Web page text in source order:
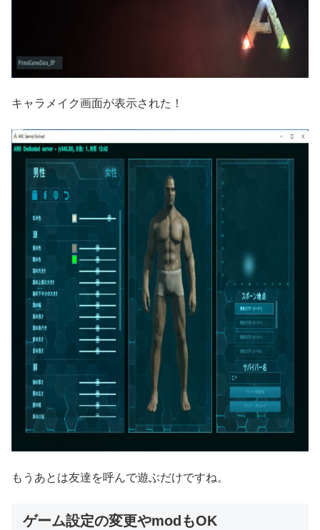
キャラメイク画面が表示された！
もうあとは友達を呼んで遊ぶだけですね。
ゲーム設定の変更やmodもOK